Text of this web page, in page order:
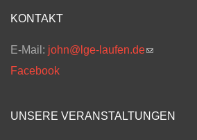
KONTAKT
E-Mail: john@lge-laufen.de(link
Facebook
UNSERE VERANSTALTUNGEN